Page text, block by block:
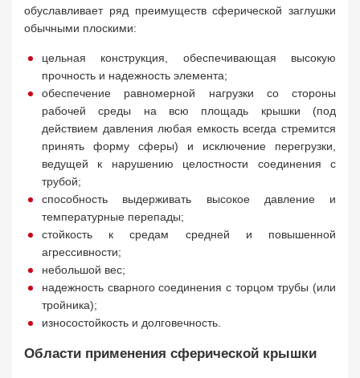
обуславливает ряд преимуществ сферической заглушки
обычными плоскими:
цельная конструкция, обеспечивающая высокую
прочность и надежность элемента;
обеспечение равномерной нагрузки со стороны
рабочей среды на всю площадь крышки (под
действием давления любая емкость всегда стремится
принять форму сферы) и исключение перегрузки,
ведущей к нарушению целостности соединения с
трубой;
способность выдерживать высокое давление и
температурные перепады;
стойкость к средам средней и повышенной
агрессивности;
небольшой вес;
надежность сварного соединения с торцом трубы (или
тройника);
износостойкость и долговечность.
Области применения сферической крышки